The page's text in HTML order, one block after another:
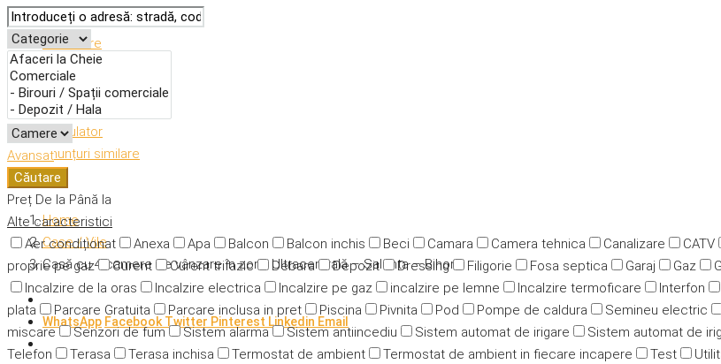
Avansat
Căutare
Preț De la Până la
Alte caracteristici
Aer condiționat
Anexa Apa Balcon Balcon inchis Beci Camara Camera tehnica Canalizare CATV
proprie pe gaz
Curent Curent trifazic Debara Depozit Dressing Filigorie Fosa septica Garaj Gaz
Incalzire de la oras
Incalzire electrica Incalzire pe gaz incalzire pe lemne Incalzire termoficare Interfon
plata
Parcare Gratuita Parcare inclusa in pret Piscina Pivnita Pod Pompe de caldura Semineu electric
miscare
Senzori de fum Sistem alarma Sistem antiincediu Sistem automat de irigare Sistem automat de
Telefon
Terasa Terasa inchisa Termostat de ambient Termostat de ambient in fiecare incapere Test
Descriere
Caracteristici
Adresă
Detalii
Calculator
Anunțuri similare
Home
Case / Vile
Casă cu 4 camere de vânzare în zona Ultracentrală – Salonta – Bihor
WhatsApp Facebook Twitter Pinterest Linkedin Email